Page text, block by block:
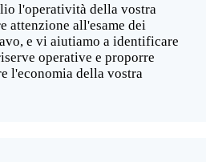
l'operatività della vostra
attenzione all'esame dei
e vi aiutiamo a identificare
operative e proporre
l'economia della vostra